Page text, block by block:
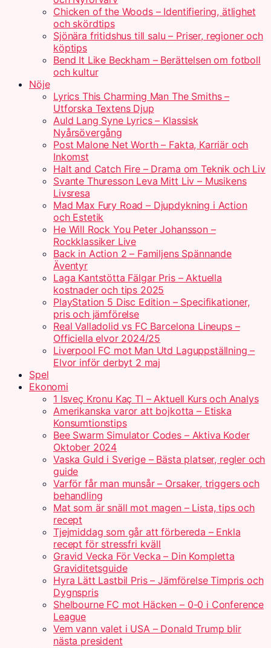
Chicken of the Woods – Identifiering, ätlighet
och skördtips
Sjönära fritidshus till salu – Priser, regioner och
köptips
Bend It Like Beckham – Berättelsen om fotboll
och kultur
Nöje
Lyrics This Charming Man The Smiths –
Utforska Textens Djup
Auld Lang Syne Lyrics – Klassisk
Nyårsövergång
Post Malone Net Worth – Fakta, Karriär och
Inkomst
Halt and Catch Fire – Drama om Teknik och Liv
Svante Thuresson Leva Mitt Liv – Musikens
Livsresa
Mad Max Fury Road – Djupdykning i Action
och Estetik
He Will Rock You Peter Johansson –
Rockklassiker Live
Back in Action 2 – Familjens Spännande
Äventyr
Laga Kantstötta Fälgar Pris – Aktuella
kostnader och tips 2025
PlayStation 5 Disc Edition – Specifikationer,
pris och jämförelse
Real Valladolid vs FC Barcelona Lineups –
Officiella elvor 2024/25
Liverpool FC mot Man Utd Laguppställning –
Elvor inför derbyt 2 maj
Spel
Ekonomi
1 Isveç Kronu Kaç Tl – Aktuell Kurs och Analys
Amerikanska varor att bojkotta – Etiska
Konsumtionstips
Bee Swarm Simulator Codes – Aktiva Koder
Oktober 2024
Vaska Guld i Sverige – Bästa platser, regler och
guide
Varför får man munsår – Orsaker, triggers och
behandling
Mat som är snäll mot magen – Lista, tips och
recept
Tjejmiddag som går att förbereda – Enkla
recept för stressfri kväll
Gravid Vecka För Vecka – Din Kompletta
Graviditetsguide
Hyra Lätt Lastbil Pris – Jämförelse Timpris och
Dygnspris
Shelbourne FC mot Häcken – 0-0 i Conference
League
Vem vann valet i USA – Donald Trump blir
nästa president